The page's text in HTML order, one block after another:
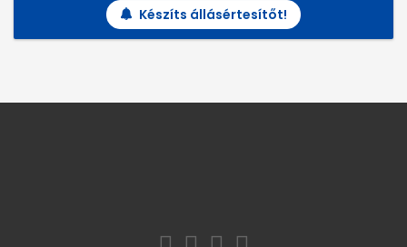
Készíts állásértesítőt!